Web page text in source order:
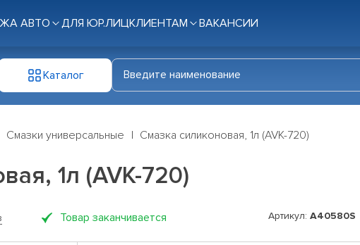
АВТО ДЛЯ ЮР.ЛИЦКЛИЕНТАМ ВАКАНСИИ
Каталог
Смазки универсальные Смазка силиконовая, 1л (AVK-720)
1л (AVK-720)
Товар заканчивается Артикул: A40580S